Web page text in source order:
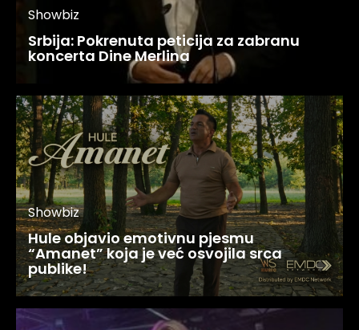
Showbiz
Srbija: Pokrenuta peticija za zabranu
koncerta Dine Merlina
Showbiz
Hule objavio emotivnu pjesmu
“Amanet” koja je već osvojila srca
publike!